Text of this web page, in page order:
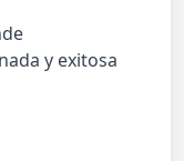
y exitosa